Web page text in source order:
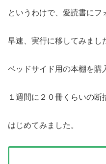
というわけで、愛読書にフ
早速、実行に移してみまし
ベッドサイド用の本棚を購
１週間に２０冊くらいの断
はじめてみました。